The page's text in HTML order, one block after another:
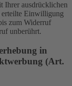
Ihrer ausdrücklichen
erteilte Einwilligung
zum Widerruf
unberührt.
in
(Art.